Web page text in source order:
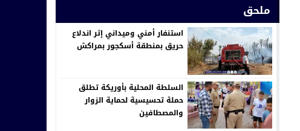
ملحق
استنفار أمني وميداني إثر اندلاع
حريق بمنطقة أسكجور بمراكش
السلطة المحلية بأوريكة تطلق
حملة تحسيسية لحماية الزوار
والمصطافين